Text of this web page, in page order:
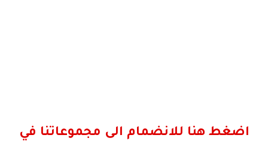
اضغط هنا للانضمام الى مجموعاتنا في